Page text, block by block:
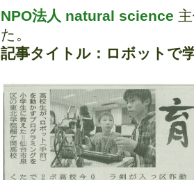
NPO法人 natural science
た。
記事タイトル：ロボットで